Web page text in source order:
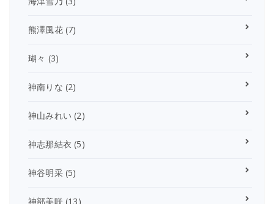
熊澤風花(7)
瑚々 (3)
神南りな (2)
神山みれい (2)
神志那結衣 (5)
神谷明采(5)
神部美咲(13)